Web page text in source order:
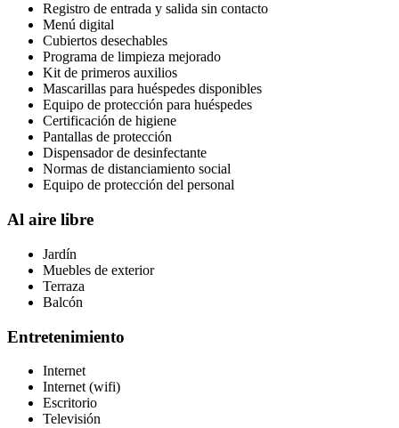
Registro de entrada y salida sin contacto
Menú digital
Cubiertos desechables
Programa de limpieza mejorado
Kit de primeros auxilios
Mascarillas para huéspedes disponibles
Equipo de protección para huéspedes
Certificación de higiene
Pantallas de protección
Dispensador de desinfectante
Normas de distanciamiento social
Equipo de protección del personal
Al aire libre
Jardín
Muebles de exterior
Terraza
Balcón
Entretenimiento
Internet
Internet (wifi)
Escritorio
Televisión